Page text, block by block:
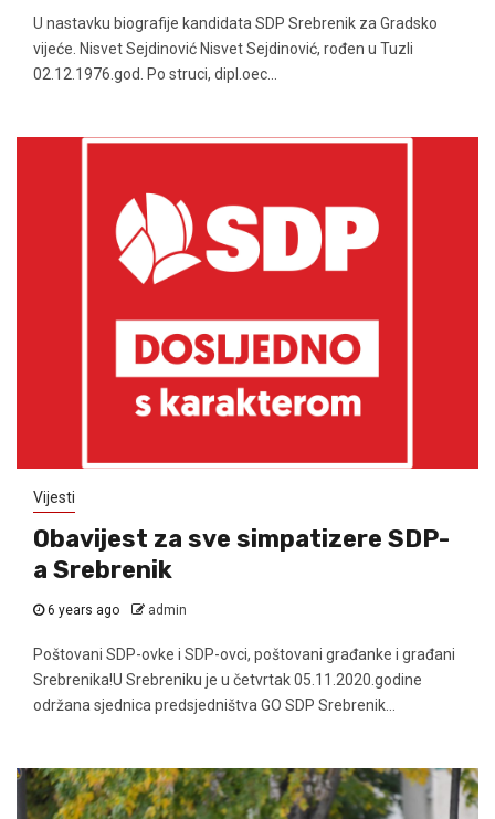
U nastavku biografije kandidata SDP Srebrenik za Gradsko
vijeće. Nisvet Sejdinović Nisvet Sejdinović, rođen u Tuzli
02.12.1976.god. Po struci, dipl.oec...
Vijesti
Obavijest za sve simpatizere SDP-
a Srebrenik
6 years ago admin
Poštovani SDP-ovke i SDP-ovci, poštovani građanke i građani
Srebrenika!U Srebreniku je u četvrtak 05.11.2020.godine
održana sjednica predsjedništva GO SDP Srebrenik...